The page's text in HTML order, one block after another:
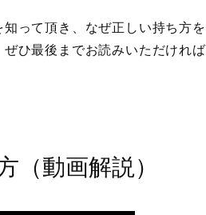
って頂き、なぜ正しい持ち方を
ひ最後までお読みいただければ
動画解説）